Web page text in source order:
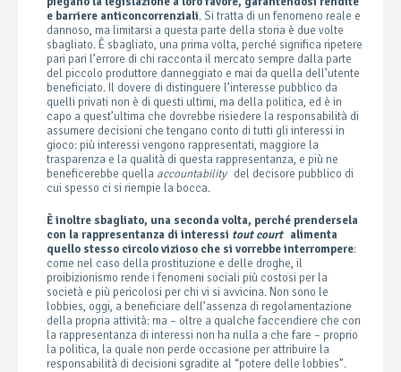
e barriere anticoncorrenziali. Si tratta di un fenomeno reale e
dannoso, ma limitarsi a questa parte della storia è due volte
sbagliato. È sbagliato, una prima volta, perché significa ripetere
pari pari l’errore di chi racconta il mercato sempre dalla parte
del piccolo produttore danneggiato e mai da quella dell’utente
beneficiato. Il dovere di distinguere l’interesse pubblico da
quelli privati non è di questi ultimi, ma della politica, ed è in
capo a quest’ultima che dovrebbe risiedere la responsabilità di
assumere decisioni che tengano conto di tutti gli interessi in
gioco: più interessi vengono rappresentati, maggiore la
trasparenza e la qualità di questa rappresentanza, e più ne
beneficerebbe quella accountability del decisore pubblico di
cui spesso ci si riempie la bocca.
È inoltre sbagliato, una seconda volta, perché prendersela
con la rappresentanza di interessi tout court alimenta
quello stesso circolo vizioso che si vorrebbe interrompere:
come nel caso della prostituzione e delle droghe, il
proibizionismo rende i fenomeni sociali più costosi per la
società e più pericolosi per chi vi si avvicina. Non sono le
lobbies, oggi, a beneficiare dell’assenza di regolamentazione
della propria attività: ma – oltre a qualche faccendiere che con
la rappresentanza di interessi non ha nulla a che fare – proprio
la politica, la quale non perde occasione per attribuire la
responsabilità di decisioni sgradite al “potere delle lobbies”.